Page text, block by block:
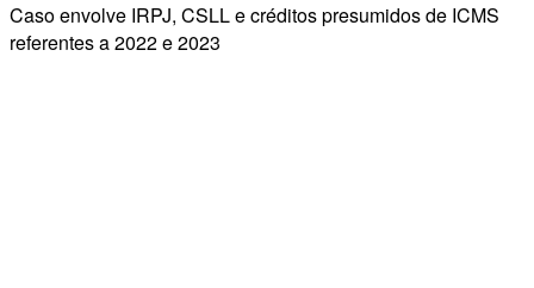
Caso envolve IRPJ, CSLL e créditos presumidos de ICMS
referentes a 2022 e 2023